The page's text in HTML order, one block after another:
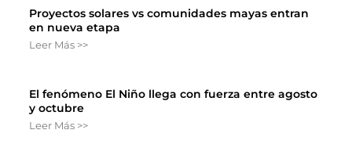
Proyectos solares vs comunidades mayas entran
en nueva etapa
Leer Más >>
El fenómeno El Niño llega con fuerza entre agosto
y octubre
Leer Más >>